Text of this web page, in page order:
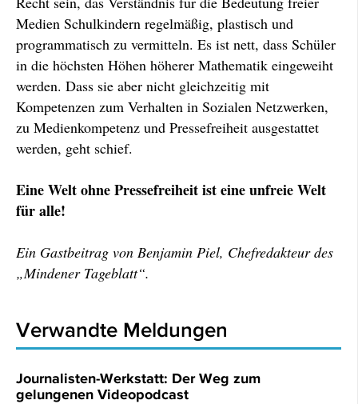
Medien Schulkindern regelmäßig, plastisch und
programmatisch zu vermitteln. Es ist nett, dass Schüler
in die höchsten Höhen höherer Mathematik eingeweiht
werden. Dass sie aber nicht gleichzeitig mit
Kompetenzen zum Verhalten in Sozialen Netzwerken,
zu Medienkompetenz und Pressefreiheit ausgestattet
werden, geht schief.
Eine Welt ohne Pressefreiheit ist eine unfreie Welt
für alle!
Ein Gastbeitrag von Benjamin Piel, Chefredakteur des
„Mindener Tageblatt“.
Verwandte Meldungen
Journalisten-Werkstatt: Der Weg zum
gelungenen Videopodcast